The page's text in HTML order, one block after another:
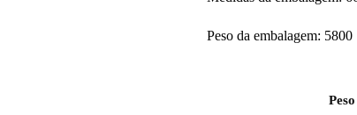
Peso da embalagem: 5800
Peso